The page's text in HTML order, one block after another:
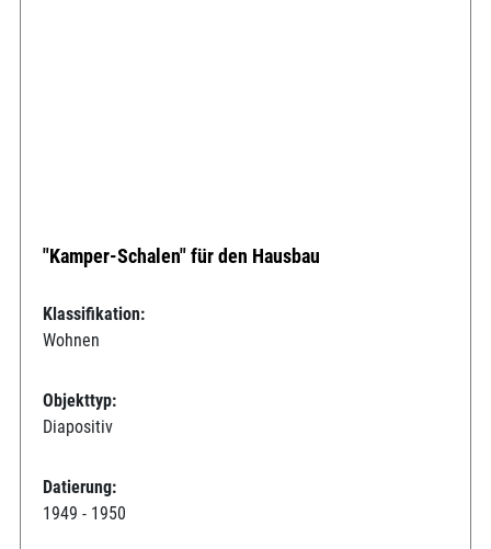
"Kamper-Schalen" für den Hausbau
Klassifikation:
Wohnen
Objekttyp:
Diapositiv
Datierung:
1949 - 1950